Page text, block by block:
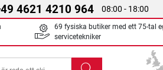
4621 4210 964 08:00 - 18:00
69 fysiska butiker med ett 75-tal
servicetekniker
sök